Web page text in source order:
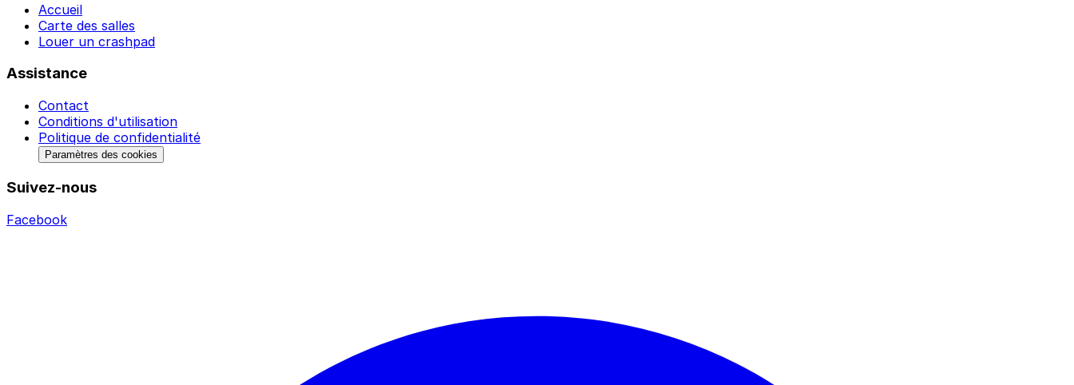
Accueil
Carte des salles
Louer un crashpad
Assistance
Contact
Conditions d'utilisation
Politique de confidentialité
Paramètres des cookies
Suivez-nous
Facebook